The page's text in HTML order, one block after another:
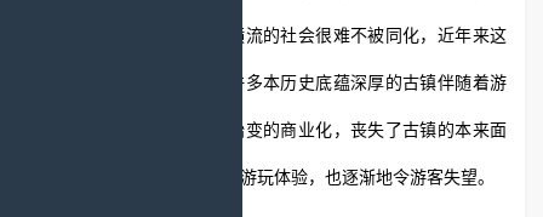
多的古镇在现代这个物欲横流的社会很难不被同化，近年来这
样的例子也是比比皆是，许多本历史底蕴深厚的古镇伴随着游
客的增多，古镇也渐渐开始变的商业化，丧失了古镇的本来面
目，很大程度降低了人们的游玩体验，也逐渐地令游客失望。